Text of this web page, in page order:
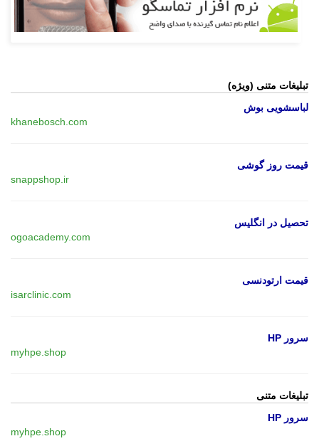
تبلیغات متنی (ویژه)
لباسشویی بوش
khanebosch.com
قیمت روز گوشی
snappshop.ir
تحصیل در انگلیس
ogoacademy.com
قیمت ارتودنسی
isarclinic.com
سرور HP
myhpe.shop
تبلیغات متنی
سرور HP
myhpe.shop